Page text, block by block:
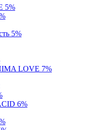
5%
5%
LOVE 7%
6%